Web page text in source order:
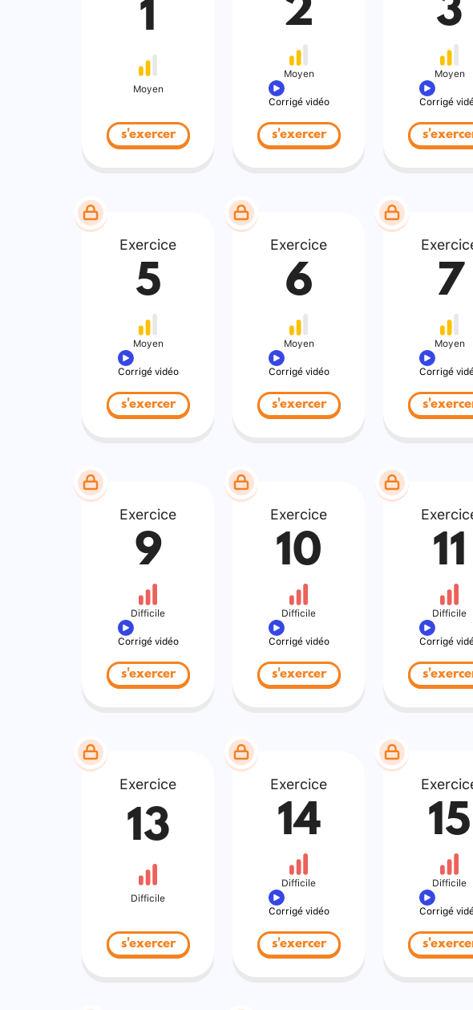
1
Moyen
s'exercer
2
Moyen
Corrigé vidéo
s'exercer
3
Moyen
Corrigé
Exercice
5
Moyen
Corrigé vidéo
s'exercer
Exercice
6
Moyen
Corrigé vidéo
s'exercer
7
Moyen
Corrigé
Exercice
9
Difficile
Corrigé vidéo
s'exercer
Exercice
10
Difficile
Corrigé vidéo
s'exercer
11
Difficile
Corrigé
Exercice
13
Difficile
s'exercer
Exercice
14
Difficile
Corrigé vidéo
s'exercer
15
Difficile
Corrigé